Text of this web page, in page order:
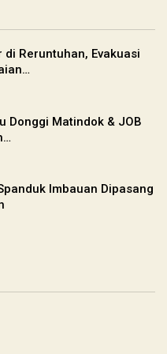
di Reruntuhan, Evakuasi
Donggi Matindok & JOB
Imbauan Dipasang